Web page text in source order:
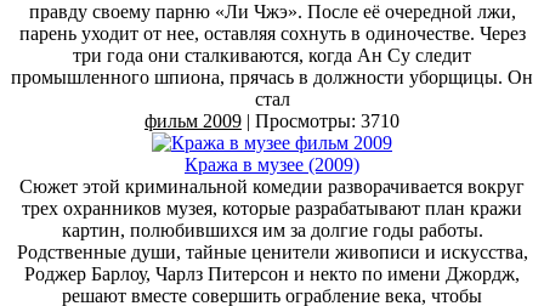
правду своему парню «Ли Чжэ». После её очередной лжи,
парень уходит от нее, оставляя сохнуть в одиночестве. Через
три года они сталкиваются, когда Ан Су следит
промышленного шпиона, прячась в должности уборщицы. Он
стал
фильм 2009 | Просмотры: 3710
Кража в музее (2009)
Сюжет этой криминальной комедии разворачивается вокруг
трех охранников музея, которые разрабатывают план кражи
картин, полюбившихся им за долгие годы работы.
Родственные души, тайные ценители живописи и искусства,
Роджер Барлоу, Чарлз Питерсон и некто по имени Джордж,
решают вместе совершить ограбление века, чтобы